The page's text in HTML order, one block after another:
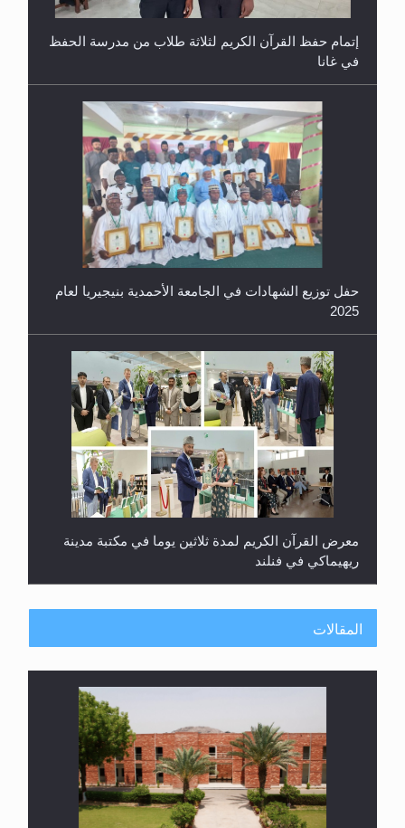
إتمام حفظ القرآن الكريم لثلاثة طلاب من مدرسة الحفظ
في غانا
حفل توزيع الشهادات في الجامعة الأحمدية بنيجيريا لعام
2025
معرض القرآن الكريم لمدة ثلاثين يوما في مكتبة مدينة
ريهيماكي في فنلند
ندوة حول نظام الوصية في الجماعة الأحمدية في
شيتاغونغ – بنغلاديش
المقالات